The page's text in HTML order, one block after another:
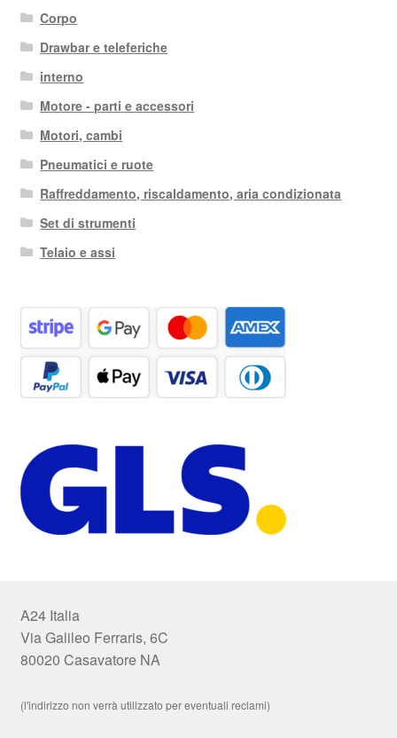
Corpo
Drawbar e teleferiche
interno
Motore - parti e accessori
Motori, cambi
Pneumatici e ruote
Raffreddamento, riscaldamento, aria condizionata
Set di strumenti
Telaio e assi
A24 Italia
Via Galileo Ferraris, 6C
80020 Casavatore NA
(l'indirizzo non verrà utilizzato per eventuali reclami)